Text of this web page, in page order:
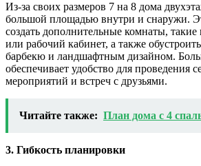
Из-за своих размеров 7 на 8 дома
большой площадью внутри и снаружи.
создать дополнительные комнаты, такие
или рабочий кабинет, а также
барбекю и ландшафтным дизайном.
обеспечивает удобство для проведения
мероприятий и встреч с друзьями.
Читайте также: План дома с 4
3. Гибкость планировки